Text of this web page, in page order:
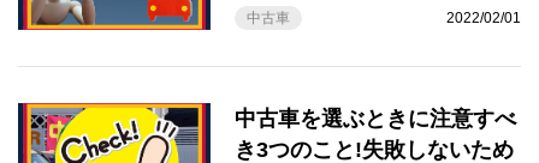
中古車 2022/02/01
中古車を選ぶときに注意すべ
き3つのこと!失敗しないため